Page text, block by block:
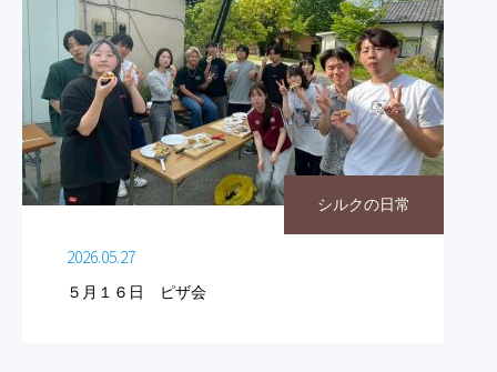
シルクの日常
2026.05.27
５月１６日 ピザ会